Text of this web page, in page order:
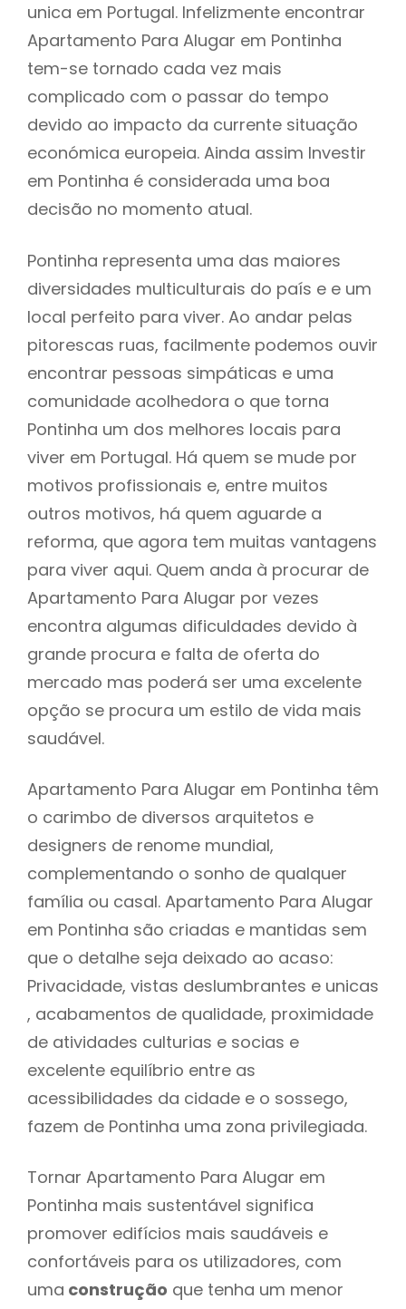
unica em Portugal. Infelizmente encontrar
Apartamento Para Alugar em Pontinha
tem-se tornado cada vez mais
complicado com o passar do tempo
devido ao impacto da currente situação
económica europeia. Ainda assim Investir
em Pontinha é considerada uma boa
decisão no momento atual.
Pontinha representa uma das maiores
diversidades multiculturais do país e e um
local perfeito para viver. Ao andar pelas
pitorescas ruas, facilmente podemos ouvir
encontrar pessoas simpáticas e uma
comunidade acolhedora o que torna
Pontinha um dos melhores locais para
viver em Portugal. Há quem se mude por
motivos profissionais e, entre muitos
outros motivos, há quem aguarde a
reforma, que agora tem muitas vantagens
para viver aqui. Quem anda à procurar de
Apartamento Para Alugar por vezes
encontra algumas dificuldades devido à
grande procura e falta de oferta do
mercado mas poderá ser uma excelente
opção se procura um estilo de vida mais
saudável.
Apartamento Para Alugar em Pontinha têm
o carimbo de diversos arquitetos e
designers de renome mundial,
complementando o sonho de qualquer
família ou casal. Apartamento Para Alugar
em Pontinha são criadas e mantidas sem
que o detalhe seja deixado ao acaso:
Privacidade, vistas deslumbrantes e unicas
, acabamentos de qualidade, proximidade
de atividades culturias e socias e
excelente equilíbrio entre as
acessibilidades da cidade e o sossego,
fazem de Pontinha uma zona privilegiada.
Tornar Apartamento Para Alugar em
Pontinha mais sustentável significa
promover edifícios mais saudáveis e
confortáveis para os utilizadores, com
uma construção que tenha um menor